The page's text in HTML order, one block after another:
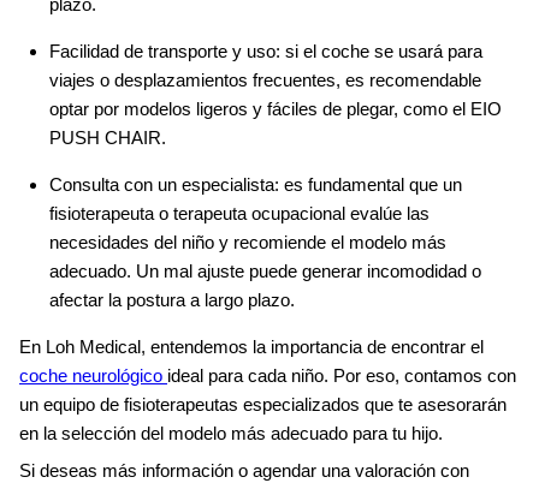
Facilidad de transporte y uso: si el coche se usará para
viajes o desplazamientos frecuentes, es recomendable
optar por modelos ligeros y fáciles de plegar, como el EIO
PUSH CHAIR.
Consulta con un especialista: es fundamental que un
fisioterapeuta o terapeuta ocupacional evalúe las
necesidades del niño y recomiende el modelo más
adecuado. Un mal ajuste puede generar incomodidad o
afectar la postura a largo plazo.
En Loh Medical, entendemos la importancia de encontrar el
coche neurológico ideal para cada niño. Por eso, contamos con
un equipo de fisioterapeutas especializados que te asesorarán
en la selección del modelo más adecuado para tu hijo.
Si deseas más información o agendar una valoración con